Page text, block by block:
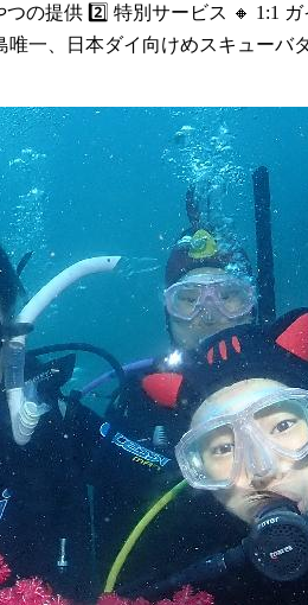
の提供 2️⃣ 特別サービス 🔸 1:1
一、日本ダイ向けめスキュー